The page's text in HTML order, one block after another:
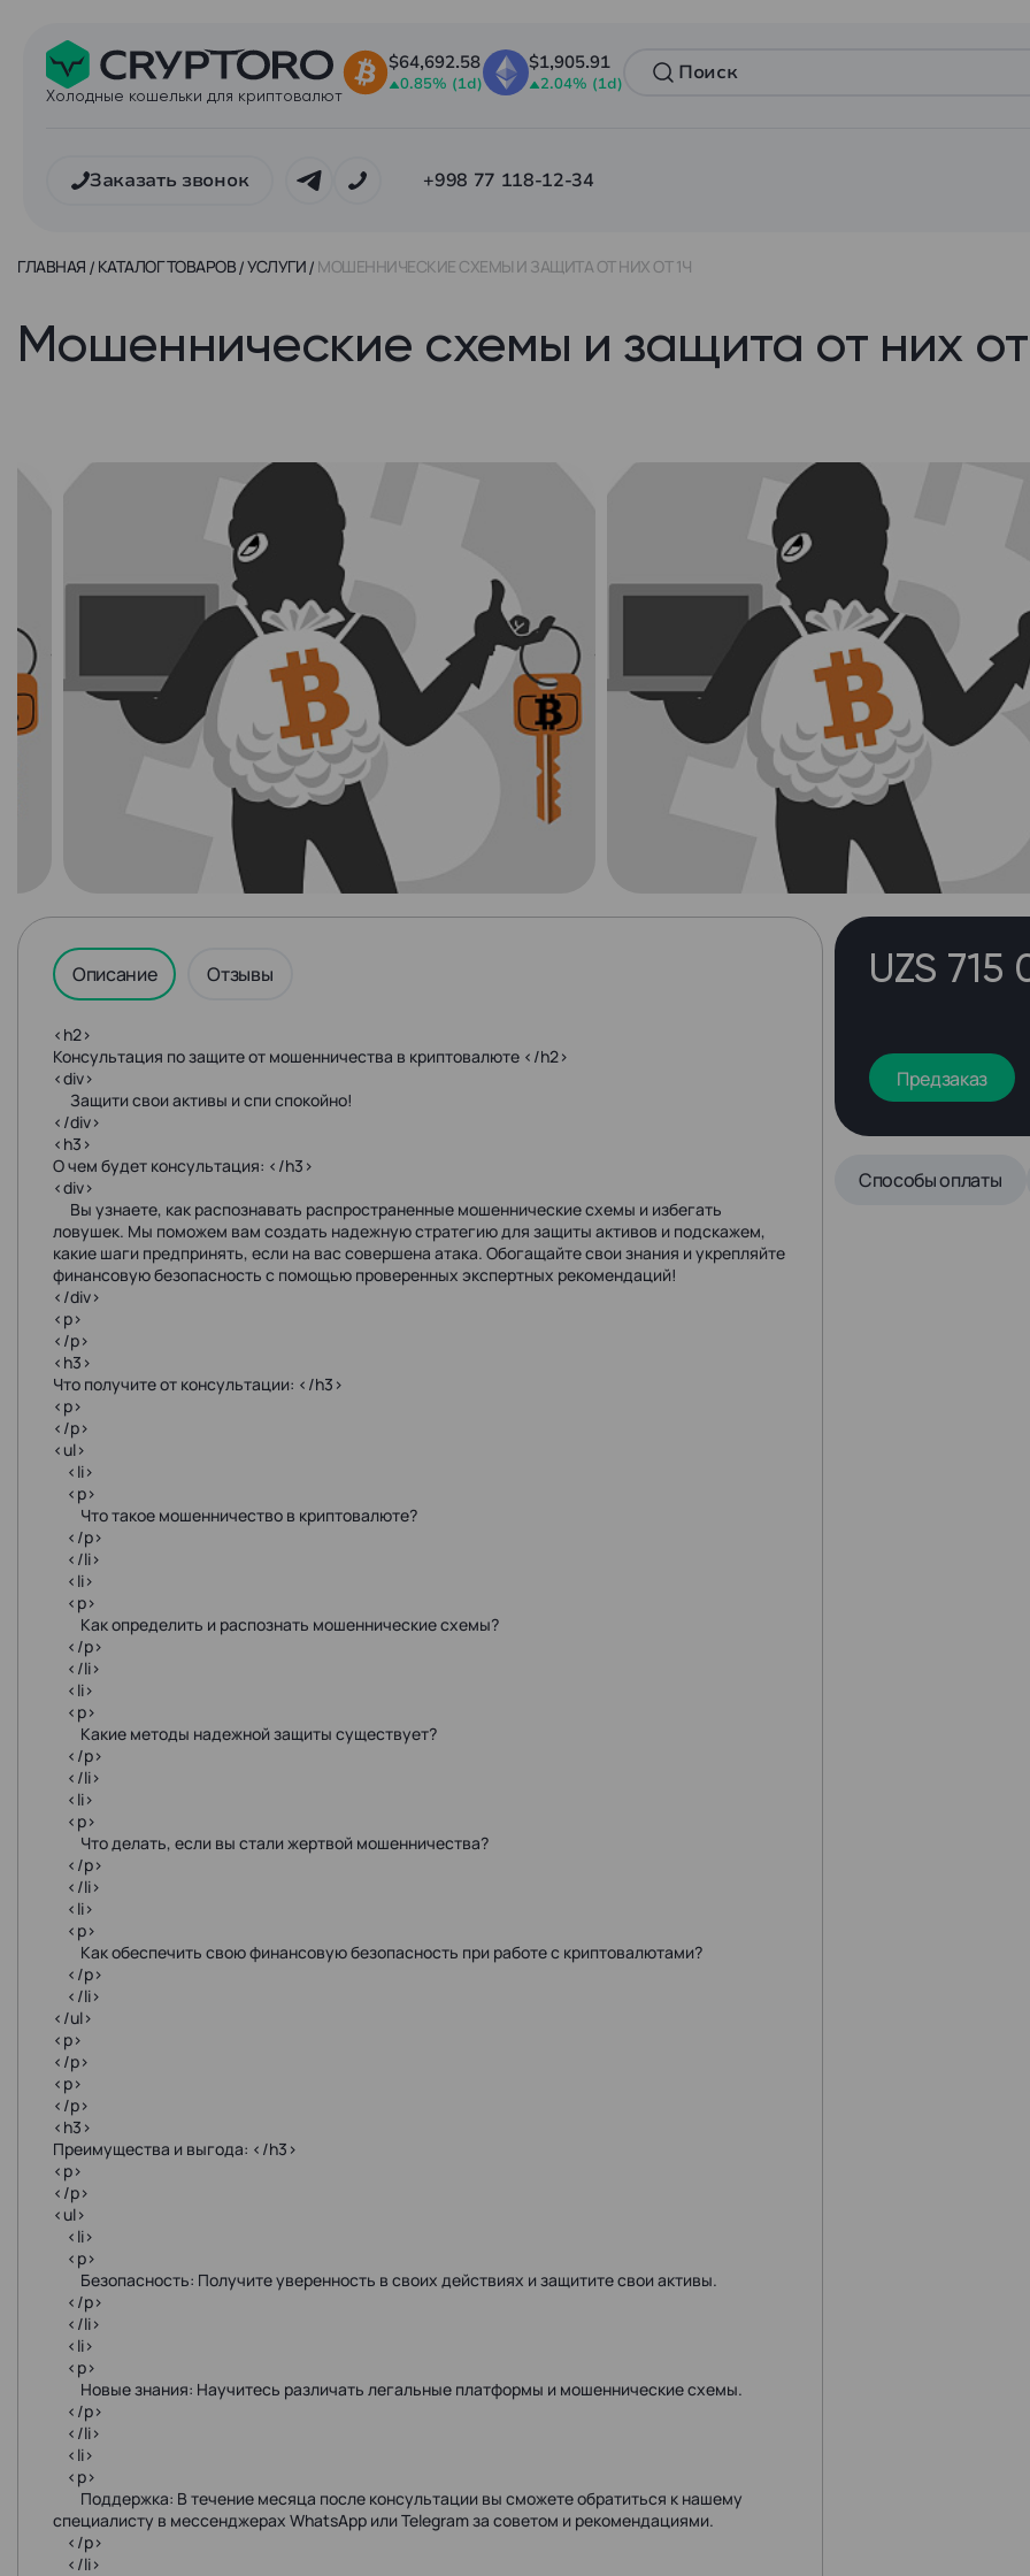
Холодные кошельки для криптовалют
$64,692.58
0.85% (1d)
$1,905.91
2.04% (1d)
Заказать звонок +998 77 118-12-34
ГЛАВНАЯ КАТАЛОГ ТОВАРОВ УСЛУГИ МОШЕННИЧЕСКИЕ СХЕМЫ И ЗАЩИТА ОТ НИХ ОТ 1Ч
Мошеннические схемы и защита от них от
Описание Отзывы
<h2>
Консультация по защите от мошенничества в криптовалюте </h2>
<div>
Защити свои активы и спи спокойно!
</div>
<h3>
О чем будет консультация: </h3>
<div>
Вы узнаете, как распознавать распространенные мошеннические схемы и избегать
ловушек. Мы поможем вам создать надежную стратегию для защиты активов и подскажем,
какие шаги предпринять, если на вас совершена атака. Обогащайте свои знания и укрепляйте
финансовую безопасность с помощью проверенных экспертных рекомендаций!
</div>
<p>
</p>
<h3>
Что получите от консультации: </h3>
<p>
</p>
<ul>
<li>
<p>
Что такое мошенничество в криптовалюте?
</p>
</li>
<li>
<p>
Как определить и распознать мошеннические схемы?
</p>
</li>
<li>
<p>
Какие методы надежной защиты существует?
</p>
</li>
<li>
<p>
Что делать, если вы стали жертвой мошенничества?
</p>
</li>
<li>
<p>
Как обеспечить свою финансовую безопасность при работе с криптовалютами?
</p>
</li>
</ul>
<p>
</p>
<p>
</p>
<h3>
Преимущества и выгода: </h3>
<p>
</p>
<ul>
<li>
<p>
Безопасность: Получите уверенность в своих действиях и защитите свои активы.
</p>
</li>
<li>
<p>
Новые знания: Научитесь различать легальные платформы и мошеннические схемы.
</p>
</li>
<li>
<p>
Поддержка: В течение месяца после консультации вы сможете обратиться к нашему
специалисту в мессенджерах WhatsApp или Telegram за советом и рекомендациями.
</p>
</li>
UZS 715
Предзаказ
Способы оплаты